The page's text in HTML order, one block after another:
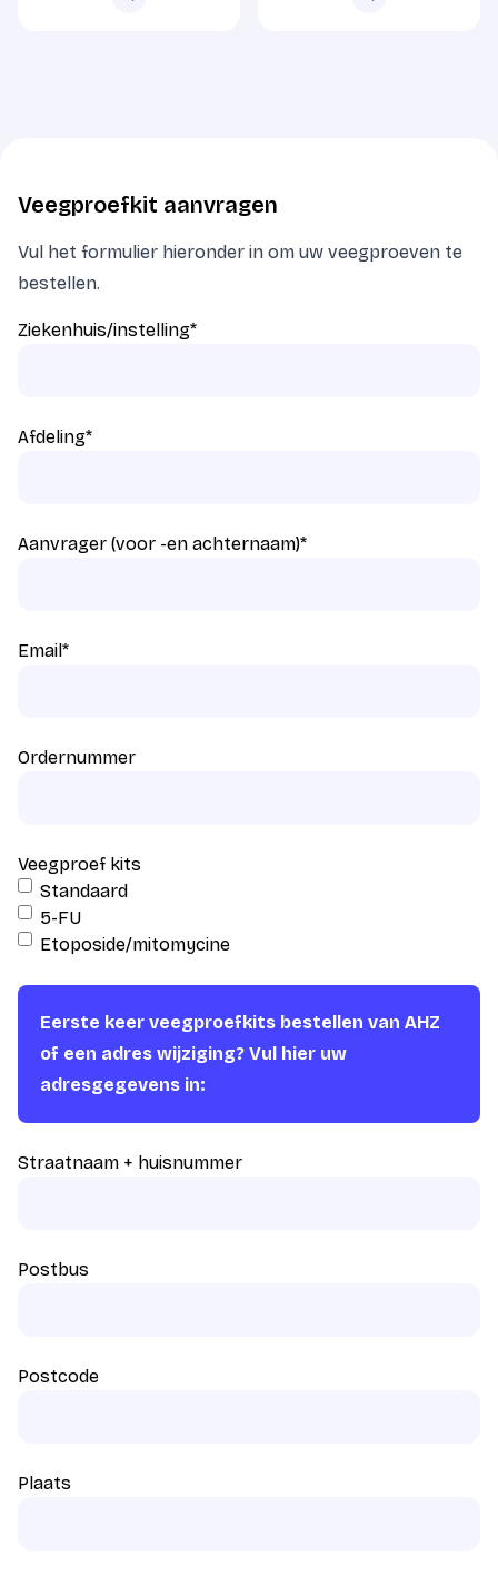
Veegproefkit aanvragen
Vul het formulier hieronder in om uw veegproeven te
bestellen.
Ziekenhuis/instelling*
Afdeling*
Aanvrager (voor -en achternaam)*
Email*
Ordernummer
Veegproef kits
Standaard
5-FU
Etoposide/mitomycine
Eerste keer veegproefkits bestellen van AHZ
of een adres wijziging? Vul hier uw
adresgegevens in:
Straatnaam + huisnummer
Postbus
Postcode
Plaats